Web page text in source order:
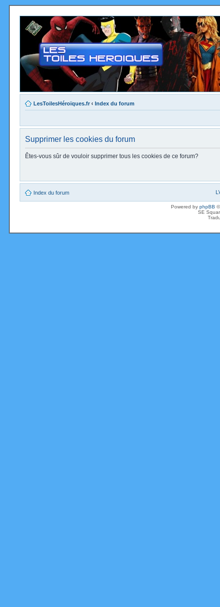
LesToilesHéroïques.fr ‹ Index du forum
Supprimer les cookies du forum
Êtes-vous sûr de vouloir supprimer tous les cookies de ce forum?
Index du forum
Powered by phpBB
SE